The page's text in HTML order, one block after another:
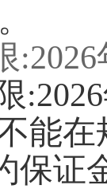
能
保证